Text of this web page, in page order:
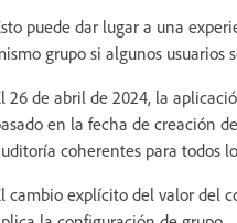
puede dar lugar a una
grupo si algunos usuarios
26 de abril de 2024, la
en la fecha de creación
coherentes para todos
cambio explícito del valor del